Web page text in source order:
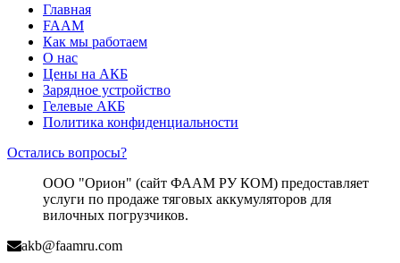
Главная
FAAM
Как мы работаем
О нас
Цены на АКБ
Зарядное устройство
Гелевые АКБ
Политика конфиденциальности
Остались вопросы?
ООО "Орион" (сайт ФААМ РУ КОМ) предоставляет
услуги по продаже тяговых аккумуляторов для
вилочных погрузчиков.
akb@faamru.com